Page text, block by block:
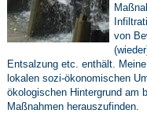
von
Entsalzung etc. enthält.
lokalen sozi-ökonomischen
ökologischen Hintergrund am
Maßnahmen herauszufinden.